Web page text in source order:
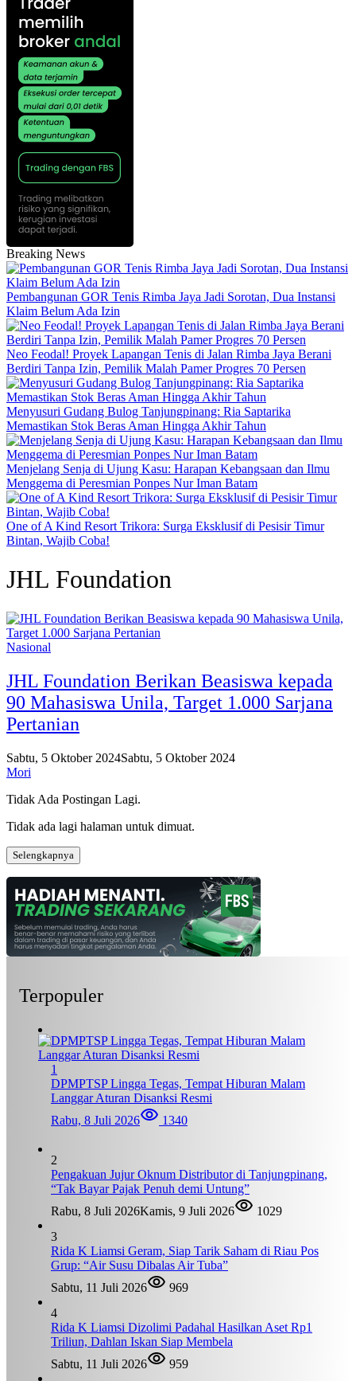
Breaking News
Pembangunan GOR Tenis Rimba Jaya Jadi Sorotan, Dua Instansi
Klaim Belum Ada Izin
Neo Feodal! Proyek Lapangan Tenis di Jalan Rimba Jaya Berani
Berdiri Tanpa Izin, Pemilik Malah Pamer Progres 70 Persen
Menyusuri Gudang Bulog Tanjungpinang: Ria Saptarika
Memastikan Stok Beras Aman Hingga Akhir Tahun
Menjelang Senja di Ujung Kasu: Harapan Kebangsaan dan Ilmu
Menggema di Peresmian Ponpes Nur Iman Batam
One of A Kind Resort Trikora: Surga Eksklusif di Pesisir Timur
Bintan, Wajib Coba!
JHL Foundation
Nasional
JHL Foundation Berikan Beasiswa kepada
90 Mahasiswa Unila, Target 1.000 Sarjana
Pertanian
Sabtu, 5 Oktober 2024Sabtu, 5 Oktober 2024
Mori
Tidak Ada Postingan Lagi.
Tidak ada lagi halaman untuk dimuat.
Selengkapnya
Terpopuler
1
DPMPTSP Lingga Tegas, Tempat Hiburan Malam
Langgar Aturan Disanksi Resmi
Rabu, 8 Juli 2026
1340
2
Pengakuan Jujur Oknum Distributor di Tanjungpinang,
“Tak Bayar Pajak Penuh demi Untung”
Rabu, 8 Juli 2026Kamis, 9 Juli 2026
1029
3
Rida K Liamsi Geram, Siap Tarik Saham di Riau Pos
Grup: “Air Susu Dibalas Air Tuba”
Sabtu, 11 Juli 2026
969
4
Rida K Liamsi Dizolimi Padahal Hasilkan Aset Rp1
Triliun, Dahlan Iskan Siap Membela
Sabtu, 11 Juli 2026
959